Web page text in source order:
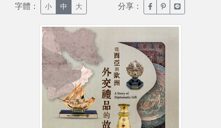
字體： 小 中 大 分享： 臉書分享(另開新視窗)
噗浪分享(另開新
Line分享(另